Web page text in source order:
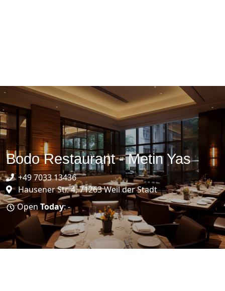
Bodo Restaurant - Metin Yas
+49 7033 13436
Hausener Str. 4, 71263 Weil der Stadt
Open Today: -